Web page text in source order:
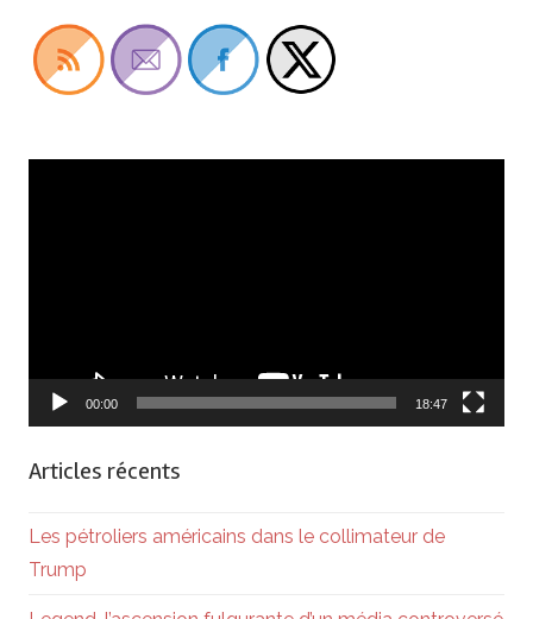
00:00 18:47
Articles récents
Les pétroliers américains dans le collimateur de
Trump